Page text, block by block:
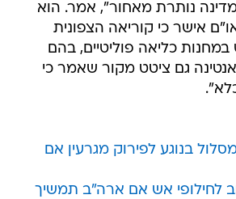
נותרת מאחור", אמר. הוא
אישר כי קוריאה הצפונית
במחנות כליאה פוליטיים, בהם
גם ציטט מקור שאמר כי
בנוגע לפירוק מגרעין אם
לחילופי אש אם ארה"ב תמשיך